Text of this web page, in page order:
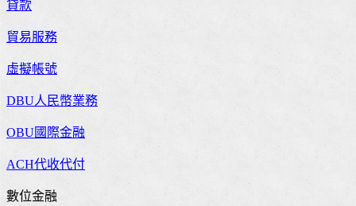
貸款
貿易服務
虛擬帳號
DBU人民幣業務
OBU國際金融
ACH代收代付
數位金融